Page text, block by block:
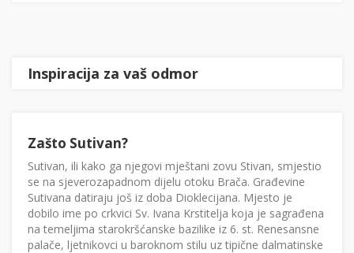
Inspiracija za vaš odmor
Zašto Sutivan?
Sutivan, ili kako ga njegovi mještani zovu Stivan, smjestio
se na sjeverozapadnom dijelu otoku Brača. Građevine
Sutivana datiraju još iz doba Dioklecijana. Mjesto je
dobilo ime po crkvici Sv. Ivana Krstitelja koja je sagrađena
na temeljima starokršćanske bazilike iz 6. st. Renesansne
palače, ljetnikovci u baroknom stilu uz tipične dalmatinske